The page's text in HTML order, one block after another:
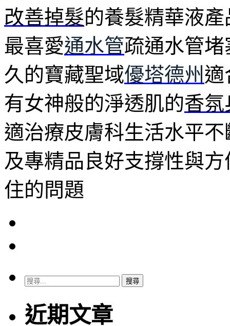
改善掉髮的養髮精華液
最喜愛通水管疏通水管
久的寶藏聖域優塔德州 適
有女神般的淨透肌的香氛
適治療皮膚科生活水平不
及專精品良好支撐性與方
住的問題
搜
關
鍵
近期文章